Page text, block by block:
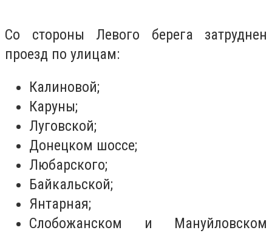
Со стороны Левого берега затруднен
проезд по улицам:
Калиновой;
Каруны;
Луговской;
Донецком шоссе;
Любарского;
Байкальской;
Янтарная;
Слобожанском и Мануйловском